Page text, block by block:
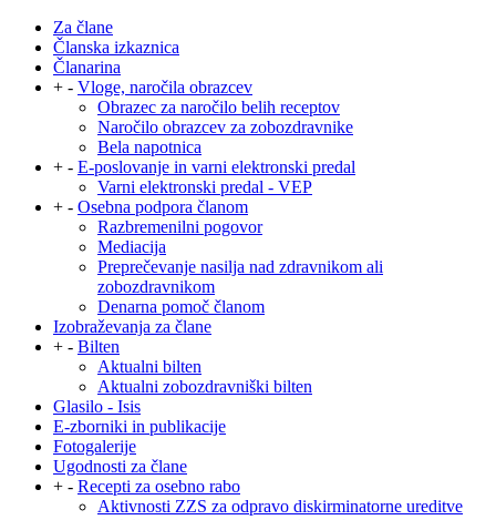
Za člane
Članska izkaznica
Članarina
+ - Vloge, naročila obrazcev
Obrazec za naročilo belih receptov
Naročilo obrazcev za zobozdravnike
Bela napotnica
+ - E-poslovanje in varni elektronski predal
Varni elektronski predal - VEP
+ - Osebna podpora članom
Razbremenilni pogovor
Mediacija
Preprečevanje nasilja nad zdravnikom ali
zobozdravnikom
Denarna pomoč članom
Izobraževanja za člane
+ - Bilten
Aktualni bilten
Aktualni zobozdravniški bilten
Glasilo - Isis
E-zborniki in publikacije
Fotogalerije
Ugodnosti za člane
+ - Recepti za osebno rabo
Aktivnosti ZZS za odpravo diskirminatorne ureditve